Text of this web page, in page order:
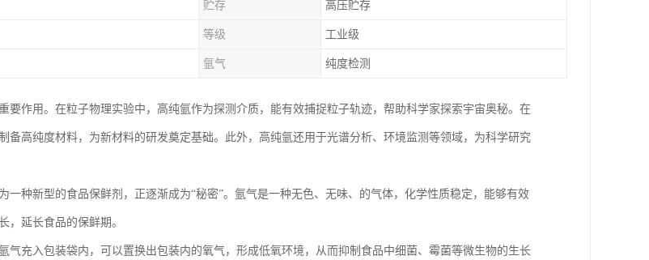
贮存 高压贮存
等级 工业级
氩气 纯度检测
要作用。在粒子物理实验中，高纯氩作为探测介质，能有效捕捉粒子轨迹，帮助科学家探索宇宙奥秘。在
备高纯度材料，为新材料的研发奠定基础。此外，高纯氩还用于光谱分析、环境监测等领域，为科学研究
一种新型的食品保鲜剂，正逐渐成为“秘密”。氩气是一种无色、无味、的气体，化学性质稳定，能够有效
，延长食品的保鲜期。
气充入包装袋内，可以置换出包装内的氧气，形成低氧环境，从而抑制食品中细菌、霉菌等微生物的生长